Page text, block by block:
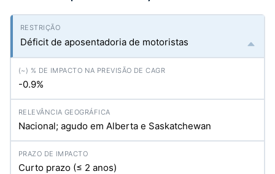
Déficit de aposentadoria de motoristas
-0.9%
Nacional; agudo em Alberta e Saskatchewan
Curto prazo (≤ 2 anos)